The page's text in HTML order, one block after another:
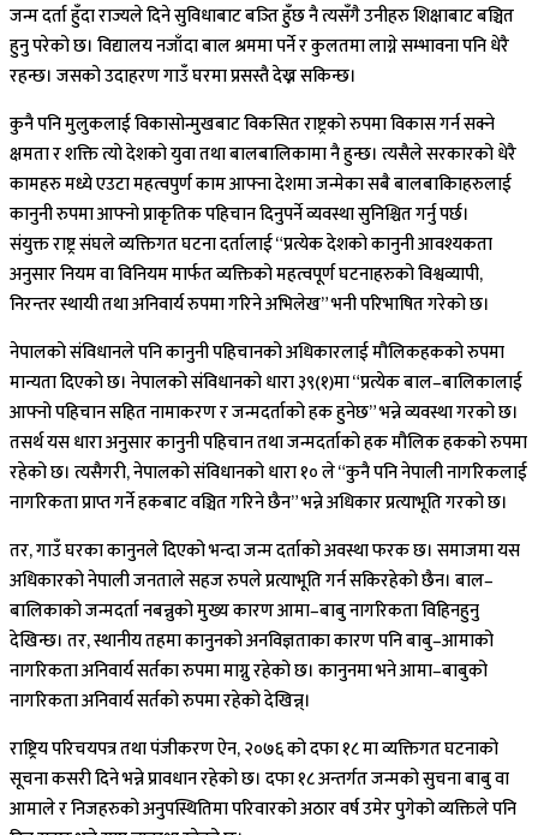
जन्म दर्ता हुँदा राज्यले दिने सुविधाबाट बञ्ति हुँछ नै त्यसँगै उनीहरु शिक्षाबाट बञ्चित
हुनु परेको छ। विद्यालय नजाँदा बाल श्रममा पर्ने र कुलतमा लाग्ने सम्भावना पनि धेरै
रहन्छ। जसको उदाहरण गाउँ घरमा प्रसस्तै देख्न सकिन्छ।
कुनै पनि मुलुकलाई विकासोन्मुखबाट विकसित राष्ट्रको रुपमा विकास गर्न सक्ने
क्षमता र शक्ति त्यो देशको युवा तथा बालबालिकामा नै हुन्छ। त्यसैले सरकारको धेरै
कामहरु मध्ये एउटा महत्वपुर्ण काम आफ्ना देशमा जन्मेका सबै बालबाकिाहरुलाई
कानुनी रुपमा आफ्नो प्राकृतिक पहिचान दिनुपर्ने व्यवस्था सुनिश्चित गर्नु पर्छ।
संयुक्त राष्ट्र संघले व्यक्तिगत घटना दर्तालाई “प्रत्येक देशको कानुनी आवश्यकता
अनुसार नियम वा विनियम मार्फत व्यक्तिको महत्वपूर्ण घटनाहरुको विश्वव्यापी,
निरन्तर स्थायी तथा अनिवार्य रुपमा गरिने अभिलेख” भनी परिभाषित गरेको छ।
नेपालको संविधानले पनि कानुनी पहिचानको अधिकारलाई मौलिकहकको रुपमा
मान्यता दिएको छ। नेपालको संविधानको धारा ३९(१)मा “प्रत्येक बाल–बालिकालाई
आफ्नो पहिचान सहित नामाकरण र जन्मदर्ताको हक हुनेछ” भन्ने व्यवस्था गरको छ।
तसर्थ यस धारा अनुसार कानुनी पहिचान तथा जन्मदर्ताको हक मौलिक हकको रुपमा
रहेको छ। त्यसैगरी, नेपालको संविधानको धारा १० ले “कुनै पनि नेपाली नागरिकलाई
नागरिकता प्राप्त गर्ने हकबाट वञ्चित गरिने छैन” भन्ने अधिकार प्रत्याभूति गरको छ।
तर, गाउँ घरका कानुनले दिएको भन्दा जन्म दर्ताको अवस्था फरक छ। समाजमा यस
अधिकारको नेपाली जनताले सहज रुपले प्रत्याभूति गर्न सकिरहेको छैन। बाल–
बालिकाको जन्मदर्ता नबन्नुको मुख्य कारण आमा–बाबु नागरिकता विहिनहुनु
देखिन्छ। तर, स्थानीय तहमा कानुनको अनविज्ञताका कारण पनि बाबु–आमाको
नागरिकता अनिवार्य सर्तका रुपमा माग्नु रहेको छ। कानुनमा भने आमा–बाबुको
नागरिकता अनिवार्य सर्तको रुपमा रहेको देखिन्न्।
राष्ट्रिय परिचयपत्र तथा पंजीकरण ऐन, २०७६ को दफा १८ मा व्यक्तिगत घटनाको
सूचना कसरी दिने भन्ने प्रावधान रहेको छ। दफा १८ अन्तर्गत जन्मको सुचना बाबु वा
आमाले र निजहरुको अनुपस्थितिमा परिवारको अठार वर्ष उमेर पुगेको व्यक्तिले पनि